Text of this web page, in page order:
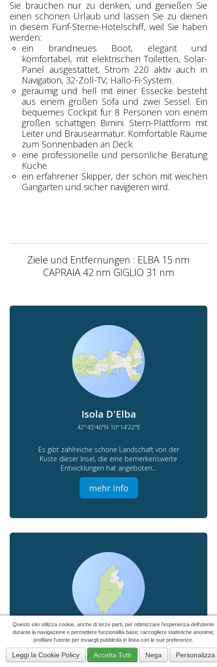
Sie brauchen nur zu denken, und genießen Sie
einen schönen Urlaub und lassen Sie zu dienen
in diesem Fünf-Sterne-Hotelschiff, weil Sie haben
werden:
ein brandneues Boot, elegant und
komfortabel, mit elektrischen Toiletten, Solar-
Panel ausgestattet, Strom 220 aktiv auch in
Navigation, 32-Zoll-TV, Hallo-Fi-System.
geräumig und hell mit einer Essecke besteht
aus einem großen Sofa und zwei Sessel. Ein
bequemes Cockpit für 8 Personen von einem
großen schattigen Bimini. Stern-Plattform mit
Leiter und Brausearmatur. Komfortable Räume
zum Sonnenbaden an Deck.
eine professionelle und persönliche Beratung
Küche
ein erfahrener Skipper, der schön mit weichen
Gangarten und sicher navigieren wird.
Ziele und Entfernungen : ELBA 15 nm
CAPRAIA 42 nm GIGLIO 31 nm
Isola D'Elba
42°45'46"N 10°14'22"E
Es gibt zahlreiche schöne Landschaft von der
Küste dieser Insel, die eine bemerkenswerte
Entwicklungen hat angeboten...
mehr Info
Isola di Capraia
43°03'00"N 9°51'00"E
Questo sito utilizza cookie, anche di terze parti, per ottimizzare l'esperienza dell'utente
durante la navigazione e permettere funzionalità base; raccogliere statistiche anonime;
profilare l'utente per inviargli pubblicità in linea con le sue preferenze.
Leggi la Cookie Policy Accetta Tutti Nega Personalizza